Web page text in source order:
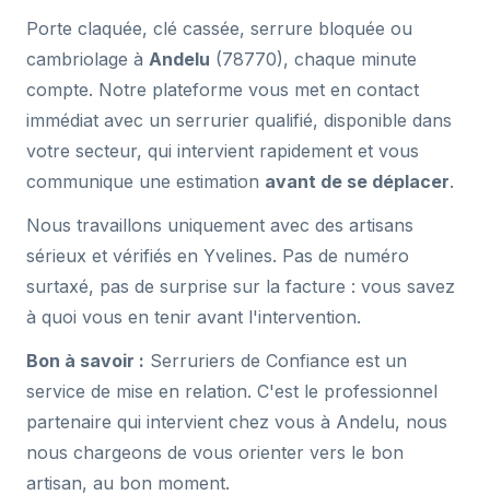
Porte claquée, clé cassée, serrure bloquée ou
cambriolage à Andelu (78770), chaque minute
compte. Notre plateforme vous met en contact
immédiat avec un serrurier qualifié, disponible dans
votre secteur, qui intervient rapidement et vous
communique une estimation avant de se déplacer.
Nous travaillons uniquement avec des artisans
sérieux et vérifiés en Yvelines. Pas de numéro
surtaxé, pas de surprise sur la facture : vous savez
à quoi vous en tenir avant l'intervention.
Bon à savoir : Serruriers de Confiance est un
service de mise en relation. C'est le professionnel
partenaire qui intervient chez vous à Andelu, nous
nous chargeons de vous orienter vers le bon
artisan, au bon moment.